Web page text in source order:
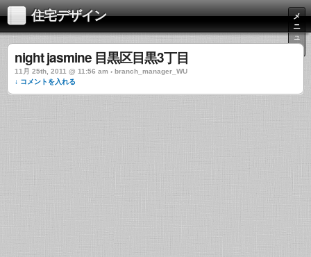
住宅デザイン
メ
ニ
ュ
ー
night jasmine 目黒区目黒3丁目
11月 25th, 2011 @ 11:56 am › branch_manager_WU
↓ コメントを入れる